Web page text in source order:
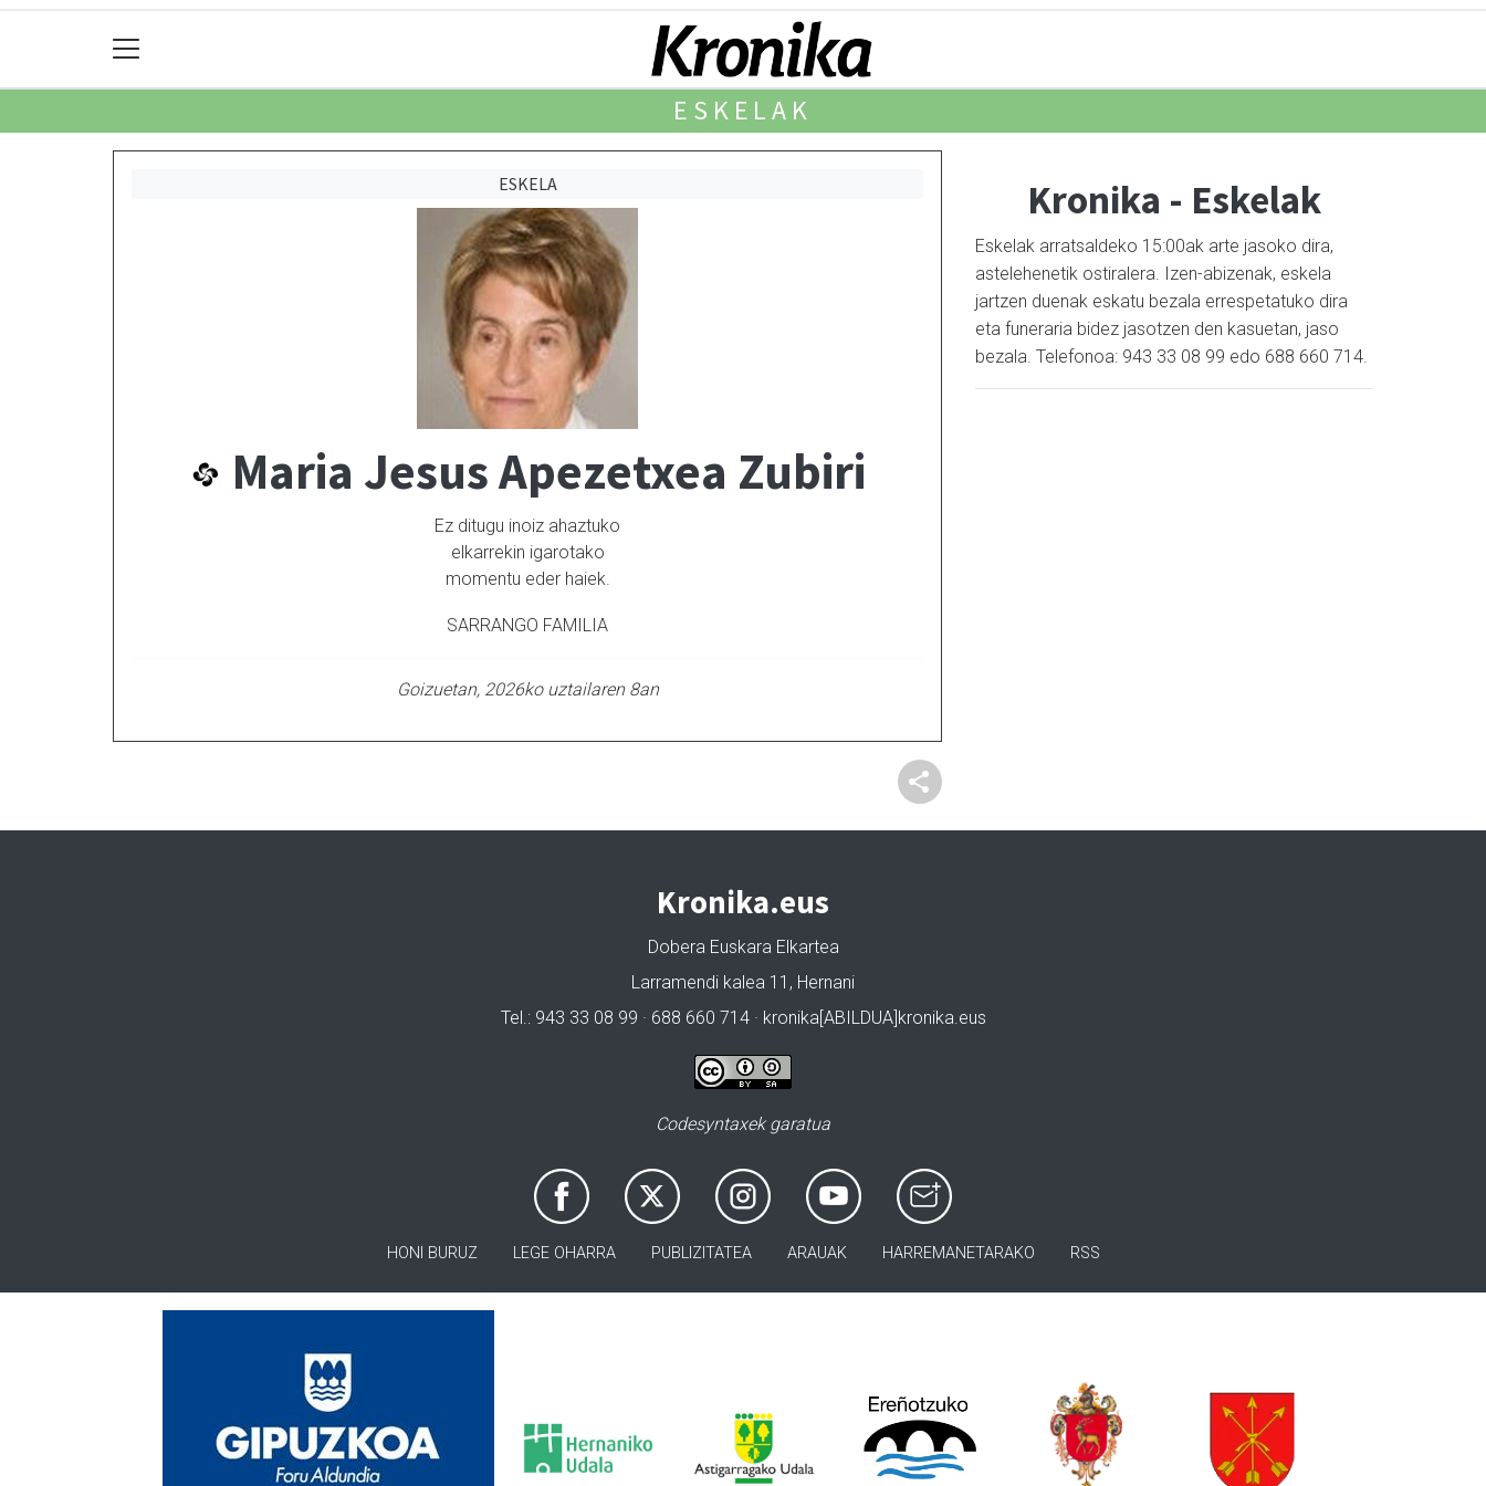
ESKELAK
ESKELA
Maria Jesus Apezetxea Zubiri
Ez ditugu inoiz ahaztuko
elkarrekin igarotako
momentu eder haiek.
SARRANGO FAMILIA
Goizuetan, 2026ko uztailaren 8an
Kronika - Eskelak
Eskelak arratsaldeko 15:00ak arte jasoko dira,
astelehenetik ostiralera. Izen-abizenak, eskela
jartzen duenak eskatu bezala errespetatuko dira
eta funeraria bidez jasotzen den kasuetan, jaso
bezala. Telefonoa: 943 33 08 99 edo 688 660 714.
Kronika.eus
Dobera Euskara Elkartea
Larramendi kalea 11, Hernani
Tel.: 943 33 08 99 · 688 660 714 · kronika[ABILDUA]kronika.eus
Codesyntaxek garatua
HONI BURUZ LEGE OHARRA PUBLIZITATEA ARAUAK HARREMANETARAKO RSS